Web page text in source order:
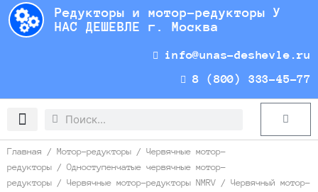
Перейти
содержимому
Редукторы и мотор-редукторы У
НАС ДЕШЕВЛЕ г. Москва
info@unas-deshevle.ru
8 (800) 333-45-77
Search
Search Cart
Главная / Мотор-редукторы / Червячные мотор-
редукторы / Одноступенчатые червячные мотор-
редукторы / Червячные мотор-редукторы NMRV / Червячный мотор-